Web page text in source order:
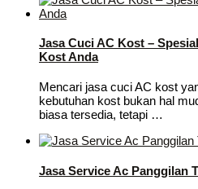
Jasa Cuci AC Kost –
Kost Anda
Mencari jasa cuci AC kost
kebutuhan kost bukan hal
biasa tersedia, tetapi …
Jasa Service Ac Panggilan